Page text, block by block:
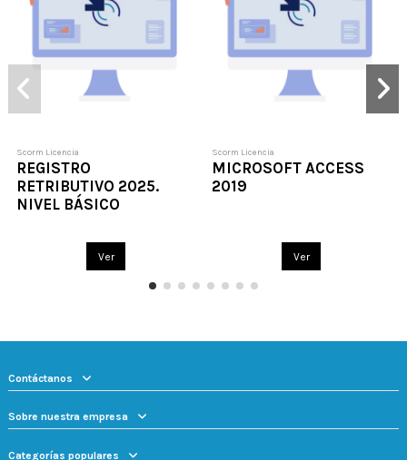
Scorm Licencia
REGISTRO
RETRIBUTIVO 2025.
NIVEL BÁSICO
Ver
Scorm Licencia
MICROSOFT ACCESS
2019
Ver
Contáctanos
Sobre nuestra empresa
Categorías populares